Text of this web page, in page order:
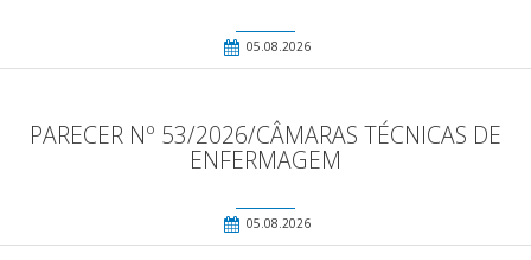
05.08.2026
PARECER Nº 53/2026/CÂMARAS TÉCNICAS DE
ENFERMAGEM
05.08.2026